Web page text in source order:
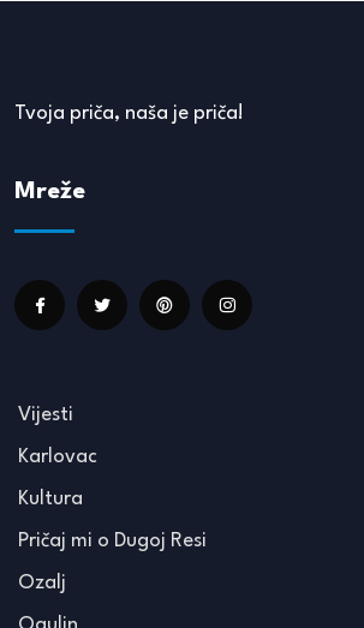
Tvoja priča, naša je priča!
Mreže
Vijesti
Karlovac
Kultura
Pričaj mi o Dugoj Resi
Ozalj